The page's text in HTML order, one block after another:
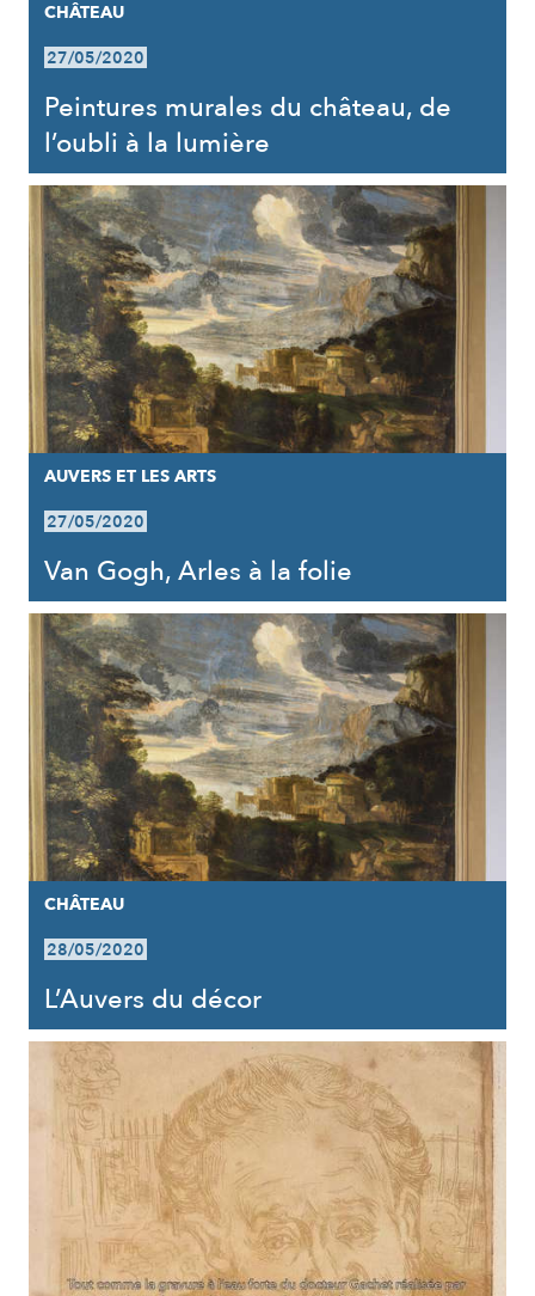
CHÂTEAU
27/05/2020
Peintures murales du château, de
l’oubli à la lumière
AUVERS ET LES ARTS
27/05/2020
Van Gogh, Arles à la folie
CHÂTEAU
28/05/2020
L’Auvers du décor